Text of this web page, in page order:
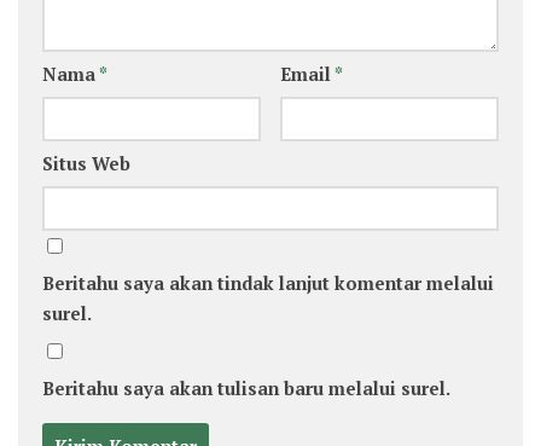
Nama * Email *
Situs Web
Beritahu saya akan tindak lanjut komentar melalui
surel.
Beritahu saya akan tulisan baru melalui surel.